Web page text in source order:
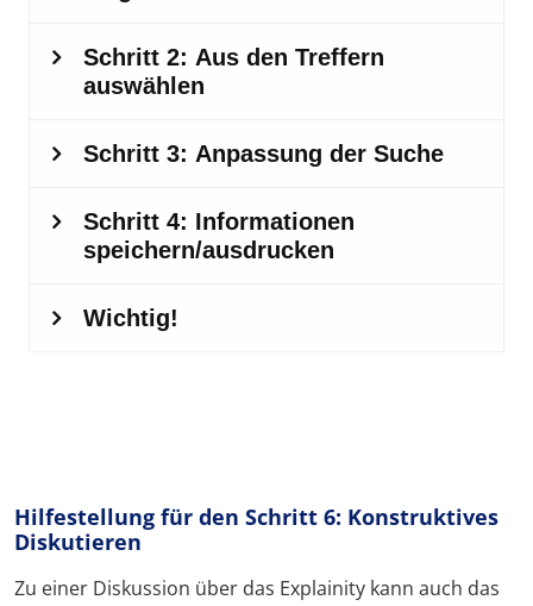
Hilfestellung für den Schritt 6: Konstruktives
Diskutieren
Zu einer Diskussion über das Explainity kann auch das